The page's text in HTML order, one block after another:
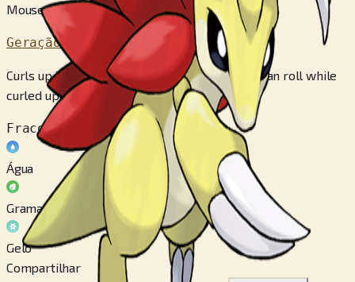
Mouse Pokémon
Geração 1
Curls up into a spiny ball when threatened. It can roll while
curled up to attack or escape.
Fraco contra
Água
Grama
Gelo
Compartilhar